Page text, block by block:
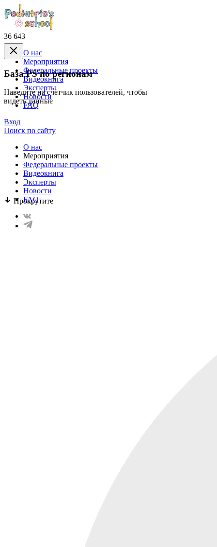
36 643
База PS по регионам
Наведите на счётчик пользователей, чтобы
видеть данные
Прокрутите
О нас
Mероприятия
Федеральные проекты
Видеокнига
Эксперты
Новости
FAQ
Вход
Поиск по сайту
О нас
Mероприятия
Федеральные проекты
Видеокнига
Эксперты
Новости
FAQ